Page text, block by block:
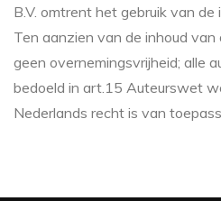
B.V. omtrent het gebruik van
Ten aanzien van de inhoud
geen overnemingsvrijheid; alle
bedoeld in art.15 Auteurswet
Nederlands recht is van